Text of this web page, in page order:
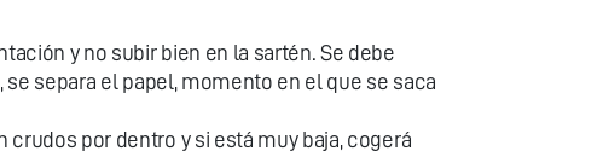
y no subir bien en la sartén. Se debe
separa el papel, momento en el que se saca
por dentro y si está muy baja, cogerá